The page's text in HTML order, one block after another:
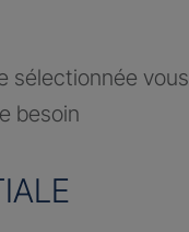
sélectionnée vous
besoin